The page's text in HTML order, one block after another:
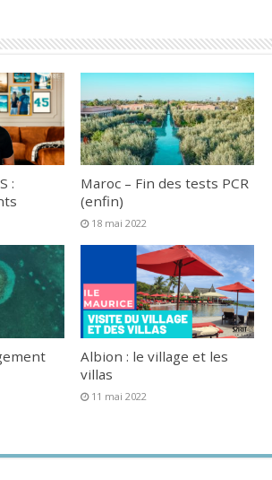
:
Maroc – Fin des tests PCR
(enfin)
18 mai 2022
Albion : le village et les
villas
11 mai 2022